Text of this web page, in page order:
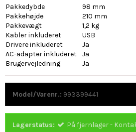
Pakkedybde
98 mm
Pakkehøjde
210 mm
Pakkevægt
1,2 kg
Kabler inkluderet
USB
Drivere inkluderet
Ja
AC-adapter inkluderet
Ja
Brugervejledning
Ja
Model/Varenr.: 993399441
Lagerstatus: På fjernlager -